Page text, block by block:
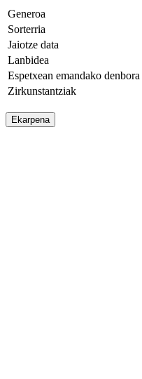
Generoa
Sorterria
Jaiotze data
Lanbidea
Espetxean emandako denbora
Zirkunstantziak